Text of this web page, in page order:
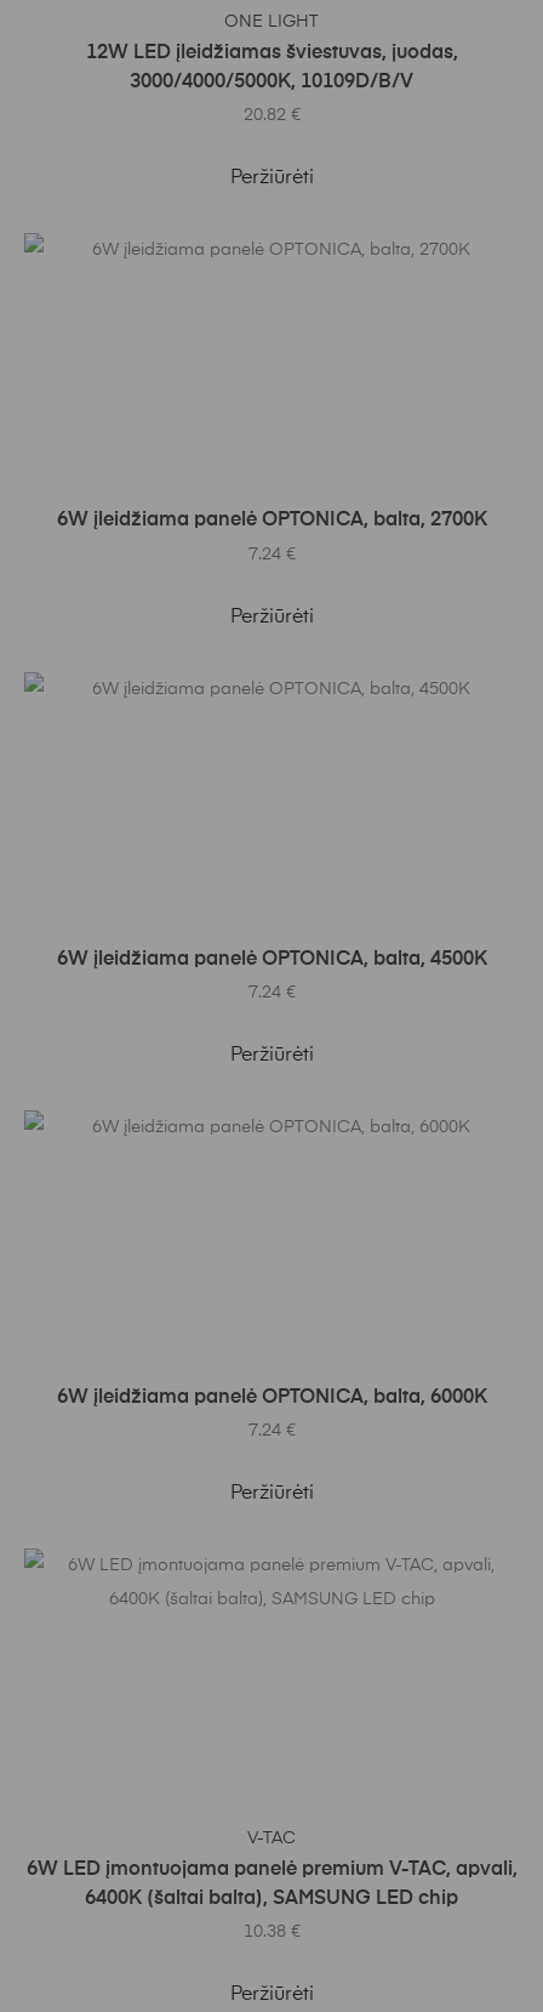
ONE LIGHT
12W LED įleidžiamas šviestuvas, juodas,
3000/4000/5000K, 10109D/B/V
20.82 €
Peržiūrėti
Į KREPŠELĮ
6W įleidžiama panelė OPTONICA, balta, 2700K
7.24 €
Peržiūrėti
Į KREPŠELĮ
6W įleidžiama panelė OPTONICA, balta, 4500K
7.24 €
Peržiūrėti
Į KREPŠELĮ
6W įleidžiama panelė OPTONICA, balta, 6000K
7.24 €
Peržiūrėti
V-TAC
6W LED įmontuojama panelė premium V-TAC, apvali,
6400K (šaltai balta), SAMSUNG LED chip
10.38 €
Peržiūrėti